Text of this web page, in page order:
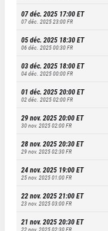
07 déc. 2025 17:00ET
07 déc. 2025 23:00FR
05 déc. 2025 18:30ET
06 déc. 2025 00:30FR
03 déc. 2025 18:00ET
04 déc. 2025 00:00FR
01 déc. 2025 20:00ET
02 déc. 2025 02:00FR
29 nov. 2025 20:00ET
30 nov. 2025 02:00FR
28 nov. 2025 20:30ET
29 nov. 2025 02:30FR
24 nov. 2025 19:00ET
25 nov. 2025 01:00FR
22 nov. 2025 21:00ET
23 nov. 2025 03:00FR
21 nov. 2025 20:30ET